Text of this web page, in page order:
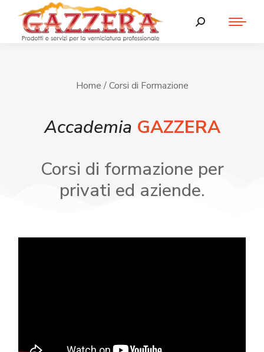
Home / Corsi di Formazione
Accademia GAZZERA
Corsi di formazione per
privati ed aziende.